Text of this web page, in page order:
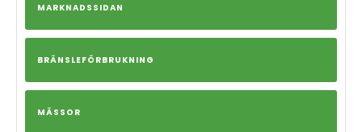
MARKNADSSIDAN
BRÄNSLEFÖRBRUKNING
MÄSSOR